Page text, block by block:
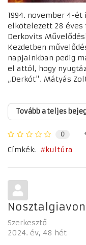
1994. november 4-
elkötelezett 28
Derkovits
Kezdetben
napjainkban pedig
el attól, hogy
„Derkót". Mátyás
Tovább a teljes
0
Címkék:
kultúra
Szerkesztő
2024. év 48 hét